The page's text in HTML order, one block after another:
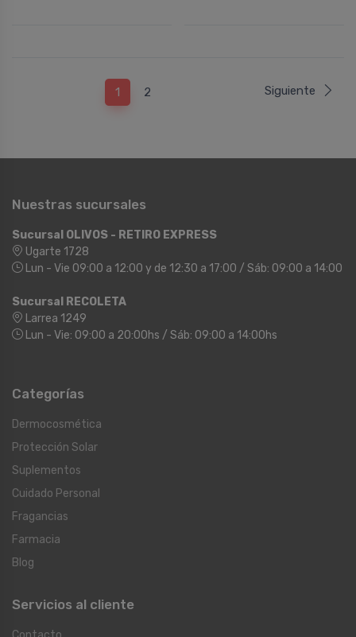
1 2 Siguiente
Nuestras sucursales
Sucursal OLIVOS - RETIRO EXPRESS
Ugarte 1728
Lun - Vie 09:00 a 12:00 y de 12:30 a 17:00 / Sáb: 09:00 a 14:00
Sucursal RECOLETA
Larrea 1249
Lun - Vie: 09:00 a 20:00hs / Sáb: 09:00 a 14:00hs
Categorías
Dermocosmética
Protección Solar
Suplementos
Cuidado Personal
Fragancias
Farmacia
Blog
Servicios al cliente